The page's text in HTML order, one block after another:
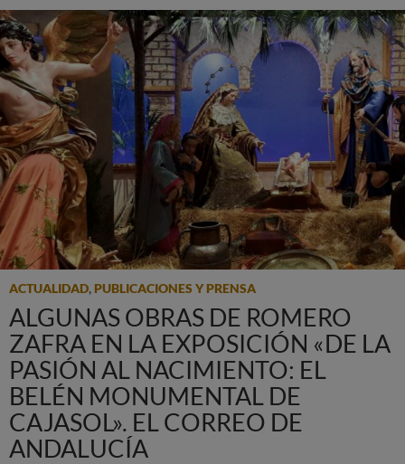
ACTUALIDAD, PUBLICACIONES Y PRENSA
ALGUNAS OBRAS DE ROMERO
ZAFRA EN LA EXPOSICIÓN «DE LA
PASIÓN AL NACIMIENTO: EL
BELÉN MONUMENTAL DE
CAJASOL». EL CORREO DE
ANDALUCÍA